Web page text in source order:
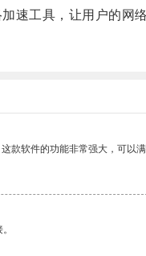
工具，让用户的网络
款软件的功能非常强大，可以